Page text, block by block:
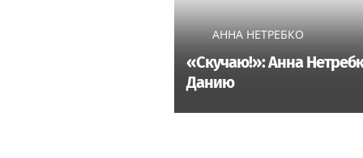
АННА НЕТРЕБКО
«Скучаю!»: Анна
Данию